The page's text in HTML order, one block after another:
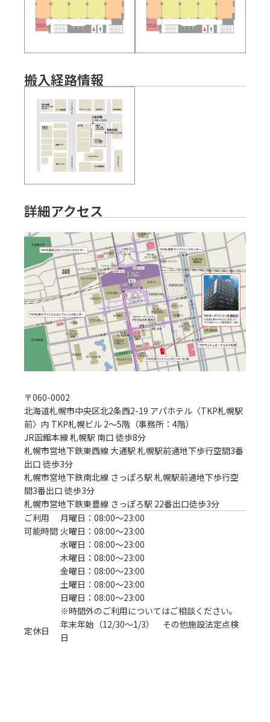
搬入経路情報
詳細アクセス
〒060-0002
北海道札幌市中央区北2条西2-19 アパホテル〈TKP札幌駅
前〉内 TKP札幌ビル 2～5階（事務所：4階）
JR函館本線 札幌駅 南口 徒歩8分
札幌市営地下鉄東西線 大通駅 札幌駅前通地下歩行空間3番
出口 徒歩3分
札幌市営地下鉄南北線 さっぽろ駅 札幌駅前通地下歩行空
間3番出口 徒歩3分
札幌市営地下鉄東豊線 さっぽろ駅 22番出口徒歩3分
ご利用
可能時間
月曜日：08:00〜23:00
火曜日：08:00〜23:00
水曜日：08:00〜23:00
木曜日：08:00〜23:00
金曜日：08:00〜23:00
土曜日：08:00〜23:00
日曜日：08:00〜23:00
※時間外のご利用についてはご相談ください。
定休日
年末年始（12/30～1/3） その他施設法定点検
日